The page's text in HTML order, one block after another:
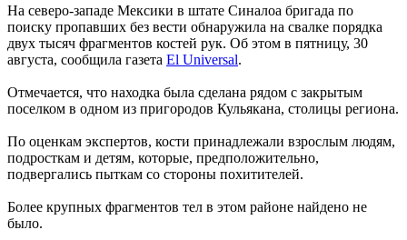
На северо-западе Мексики в штате Синалоа бригада по
поиску пропавших без вести обнаружила на свалке порядка
двух тысяч фрагментов костей рук. Об этом в пятницу, 30
августа, сообщила газета El Universal.
Отмечается, что находка была сделана рядом с закрытым
поселком в одном из пригородов Кульякана, столицы региона.
По оценкам экспертов, кости принадлежали взрослым людям,
подросткам и детям, которые, предположительно,
подвергались пыткам со стороны похитителей.
Более крупных фрагментов тел в этом районе найдено не
было.